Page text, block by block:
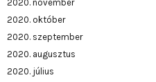
2020. november
2020. október
2020. szeptember
2020. augusztus
2020. július